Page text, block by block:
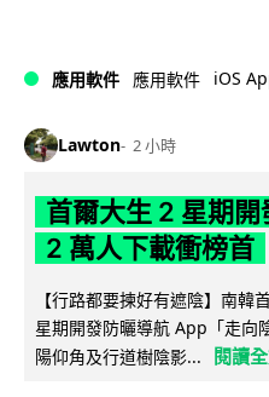
應用軟件 應用軟件 iOS
Lawton 2 小時
首爾大生 2 星期
2 萬人下載衝榜首
【行路都要揀好有遮陰】南韓
星期開發防曬導航 App「走向
陽仰角及行道樹陰影...
閱讀